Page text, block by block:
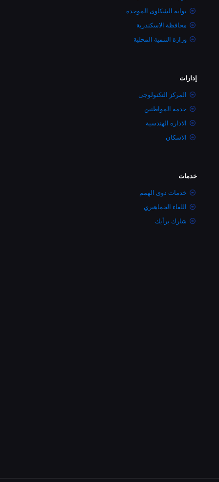
بوابة الشكاوى الموحده
محافظة الاسكندرية
وزارة التنمية المحلية
إدارات
المركز التكنولوجى
خدمة المواطنين
الاداره الهندسية
الاسكان
خدمات
خدمات ذوى الهمم
اللقاء الجماهيري
شارك برأيك